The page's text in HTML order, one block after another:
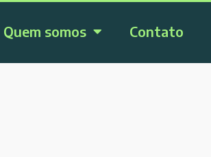
Quem somos Contato